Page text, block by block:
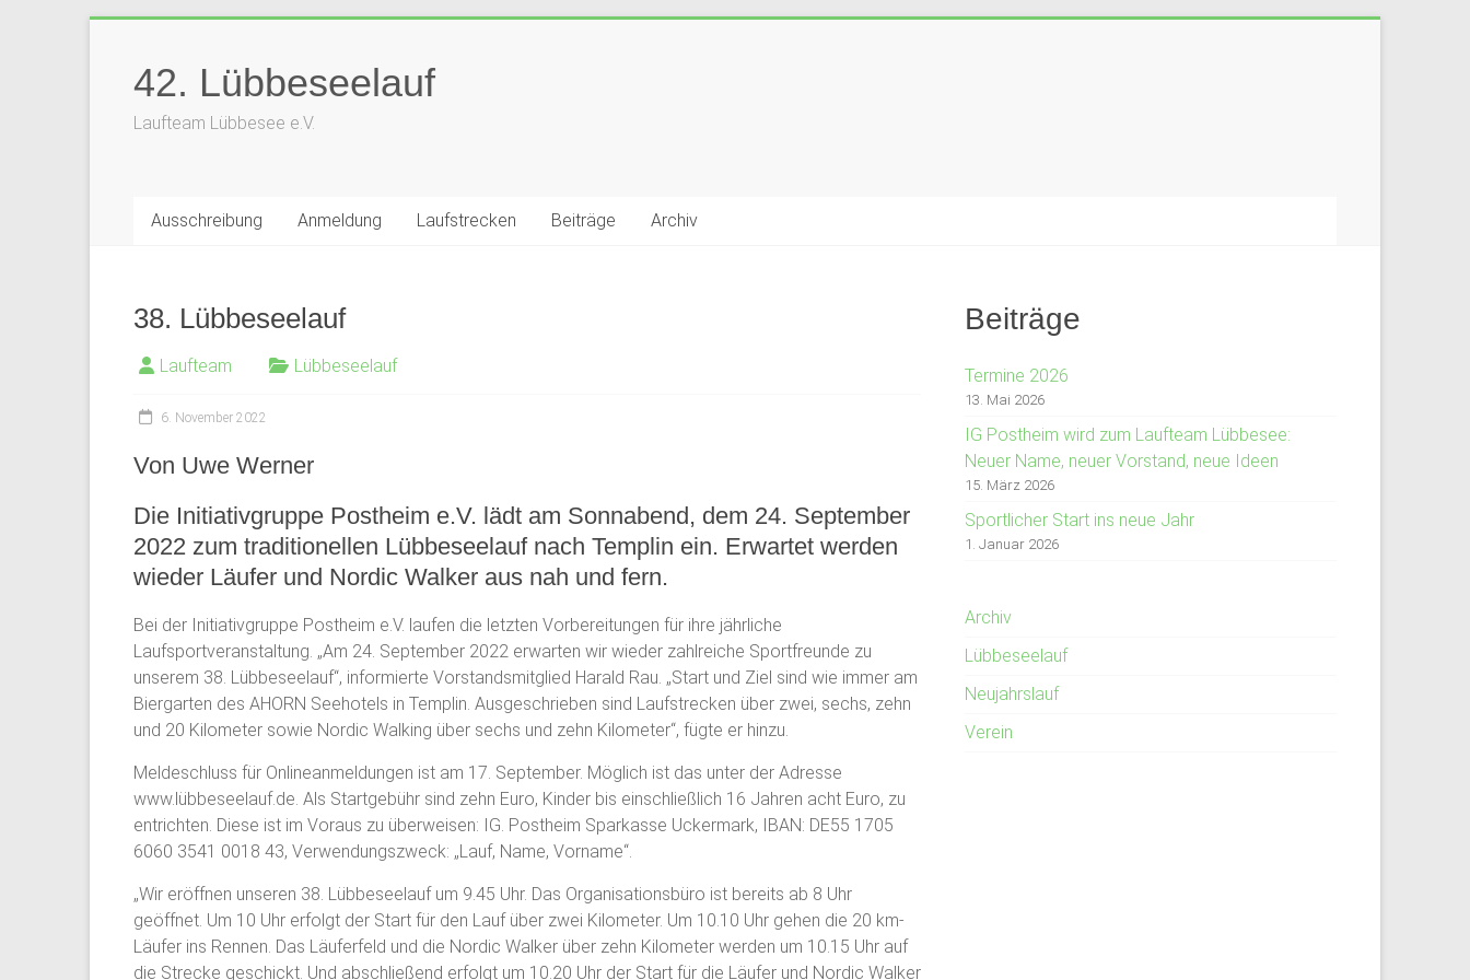
springen42. Lübbeseelauf
Laufteam Lübbesee e.V.
Ausschreibung Anmeldung Laufstrecken Beiträge Archiv
38. Lübbeseelauf
Laufteam Lübbeseelauf
6. November 2022
Von Uwe Werner
Die Initiativgruppe Postheim e.V. lädt am Sonnabend, dem 24. September
2022 zum traditionellen Lübbeseelauf nach Templin ein. Erwartet werden
wieder Läufer und Nordic Walker aus nah und fern.
Bei der Initiativgruppe Postheim e.V. laufen die letzten Vorbereitungen für ihre jährliche
Laufsportveranstaltung. „Am 24. September 2022 erwarten wir wieder zahlreiche Sportfreunde zu
unserem 38. Lübbeseelauf“, informierte Vorstandsmitglied Harald Rau. „Start und Ziel sind wie immer am
Biergarten des AHORN Seehotels in Templin. Ausgeschrieben sind Laufstrecken über zwei, sechs, zehn
und 20 Kilometer sowie Nordic Walking über sechs und zehn Kilometer“, fügte er hinzu.
Meldeschluss für Onlineanmeldungen ist am 17. September. Möglich ist das unter der Adresse
www.lübbeseelauf.de. Als Startgebühr sind zehn Euro, Kinder bis einschließlich 16 Jahren acht Euro, zu
entrichten. Diese ist im Voraus zu überweisen: IG. Postheim Sparkasse Uckermark, IBAN: DE55 1705
6060 3541 0018 43, Verwendungszweck: „Lauf, Name, Vorname“.
„Wir eröffnen unseren 38. Lübbeseelauf um 9.45 Uhr. Das Organisationsbüro ist bereits ab 8 Uhr
geöffnet. Um 10 Uhr erfolgt der Start für den Lauf über zwei Kilometer. Um 10.10 Uhr gehen die 20 km-
Läufer ins Rennen. Das Läuferfeld und die Nordic Walker über zehn Kilometer werden um 10.15 Uhr auf
die Strecke geschickt. Und abschließend erfolgt um 10.20 Uhr der Start für die Läufer und Nordic Walker
Beiträge
Termine 2026
13. Mai 2026
IG Postheim wird zum Laufteam Lübbesee:
Neuer Name, neuer Vorstand, neue Ideen
15. März 2026
Sportlicher Start ins neue Jahr
1. Januar 2026
Archiv
Lübbeseelauf
Neujahrslauf
Verein